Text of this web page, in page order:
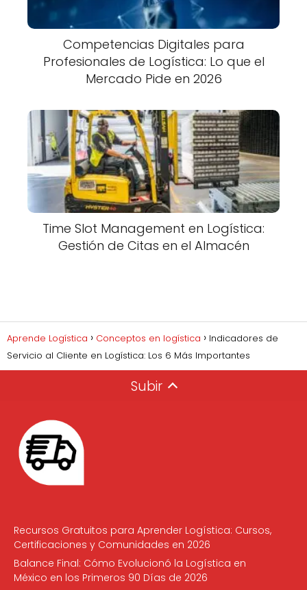
Competencias Digitales para
Profesionales de Logística: Lo que el
Mercado Pide en 2026
Time Slot Management en Logística:
Gestión de Citas en el Almacén
Aprende Logística Conceptos en logística
Indicadores de
Servicio al Cliente en Logística: Los 6 Más Importantes
Subir
Recursos Gratuitos para Aprender Logística: Cursos,
Certificaciones y Comunidades en 2026
Balance Final: Cómo Evolucionó la Logística en
México en los Primeros 90 Días de 2026